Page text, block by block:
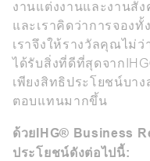
งานแต่งงานและงานสัง
และเราคิดว่าการจอ
เราจึงให้รางวัลคุณไม่
ได้รับสิ่งที่ดีที่สุดจาก
เพียงสิทธิประโยชน์บา
ตอบแทนมากขึ้น
ด้วยIHG® Business
ประโยชน์ดังต่อไปนี้: